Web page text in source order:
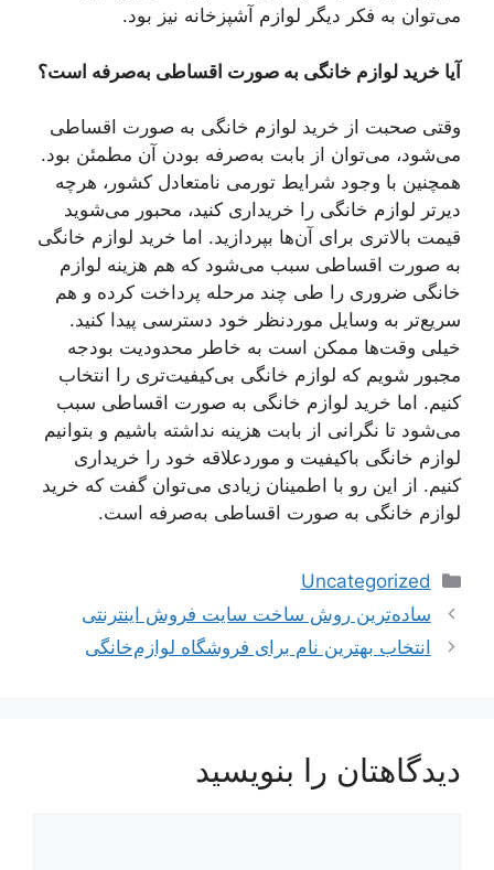
می‌توان به فکر دیگر لوازم آشپزخانه نیز بود.
آیا خرید لوازم خانگی به صورت اقساطی به‌صرفه است؟
وقتی صحبت از خرید لوازم خانگی به صورت اقساطی
می‌شود، می‌توان از بابت به‌صرفه بودن آن مطمئن بود.
همچنین با وجود شرایط تورمی نامتعادل کشور، هرچه
دیرتر لوازم خانگی را خریداری کنید، محبور می‌شوید
قیمت بالاتری برای آن‌ها بپردازید. اما خرید لوازم خانگی
به صورت اقساطی سبب می‌شود که هم هزینه لوازم
خانگی ضروری را طی چند مرحله پرداخت کرده و هم
سریع‌تر به وسایل موردنظر خود دسترسی پیدا کنید.
خیلی وقت‌ها ممکن است به خاطر محدودیت بودجه
مجبور شویم که لوازم خانگی بی‌کیفیت‌تری را انتخاب
کنیم. اما خرید لوازم خانگی به صورت اقساطی سبب
می‌شود تا نگرانی از بابت هزینه نداشته باشیم و بتوانیم
لوازم خانگی باکیفیت و موردعلاقه خود را خریداری
کنیم. از این رو با اطمینان زیادی می‌توان گفت که خرید
لوازم خانگی به صورت اقساطی به‌صرفه است.
دسته‌ها
Uncategorized
ناوبری
نوشته‌ها
ساده‌ترین روش ساخت سایت فروش اینترنتی
انتخاب بهترین نام برای فروشگاه لوازم‌خانگی
دیدگاهتان را بنویسید